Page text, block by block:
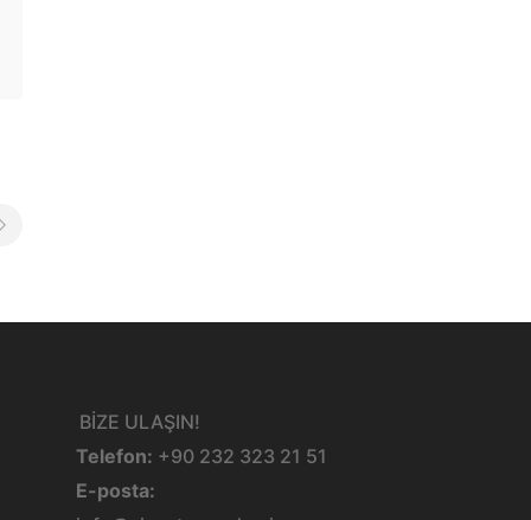
BİZE ULAŞIN!
Telefon: +90 232 323 21 51
E-posta: